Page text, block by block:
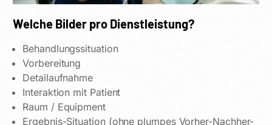
Welche Bilder pro Dienstleistung?
Behandlungssituation
Vorbereitung
Detailaufnahme
Interaktion mit Patient
Raum / Equipment
Ergebnis-Situation (ohne plumpes Vorher-Nachher-